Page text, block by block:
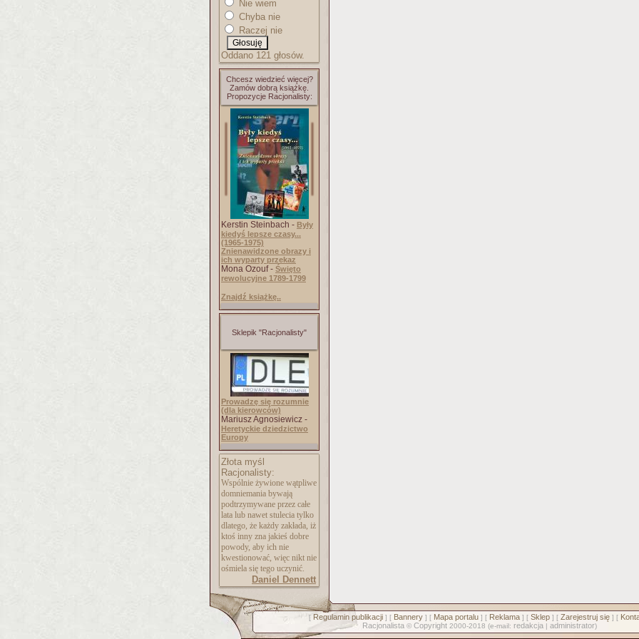
Nie wiem
Chyba nie
Raczej nie
Oddano 121 głosów.
Chcesz wiedzieć więcej?
Zamów dobrą książkę.
Propozycje Racjonalisty:
Kerstin Steinbach - Były
kiedyś lepsze czasy...
(1965-1975)
Znienawidzone obrazy i
ich wyparty przekaz
Mona Ozouf - Święto
rewolucyjne 1789-1799
Znajdź książkę..
Sklepik "Racjonalisty"
Prowadzę się rozumnie
(dla kierowców)
Mariusz Agnosiewicz -
Heretyckie dziedzictwo
Europy
Złota myśl
Racjonalisty:
Wspólnie żywione wątpliwe
domniemania bywają
podtrzymywane przez całe
lata lub nawet stulecia tylko
dlatego, że każdy zakłada, iż
ktoś inny zna jakieś dobre
powody, aby ich nie
kwestionować, więc nikt nie
ośmiela się tego uczynić.
Daniel Dennett
[ Regulamin publikacji] [ Bannery] [ Mapa portalu] [ Reklama] [ Sklep] [ Zarejestruj się] [
Racjonalista © Copyright 2000-2018 (e-mail: redakcja | administrator)